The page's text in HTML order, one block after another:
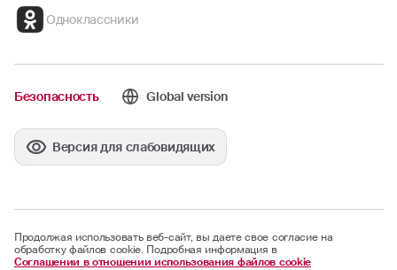
Одноклассники
Безопасность Global version
Версия для слабовидящих
Продолжая использовать веб-сайт, вы даете свое согласие на
обработку файлов cookie. Подробная информация в
Соглашении в отношении использования файлов cookie